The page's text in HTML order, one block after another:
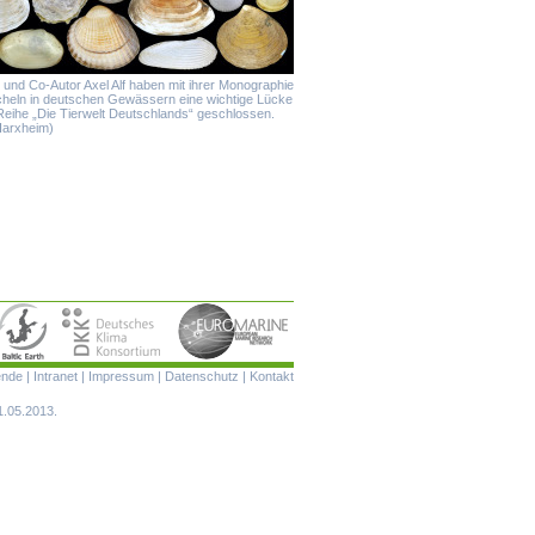
Co-Autor Axel Alf haben mit ihrer Monographie
in deutschen Gewässern eine wichtige Lücke
„Die Tierwelt Deutschlands“ geschlossen.
Navigation
| Intranet | Impressum | Datenschutz | Kontakt